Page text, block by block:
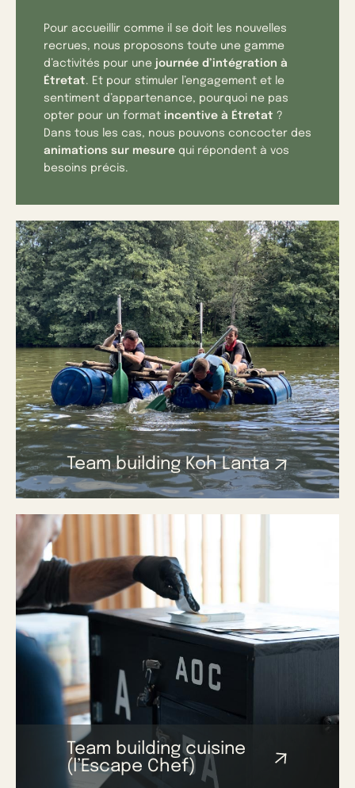
Team building Koh Lanta
Team building cuisine
(l’Escape Chef)
Pour accueillir comme il se doit les nouvelles
recrues, nous proposons toute une gamme
d’activités pour une journée d’intégration à
Étretat. Et pour stimuler l’engagement et le
sentiment d’appartenance, pourquoi ne pas
opter pour un format incentive à Étretat ?
Dans tous les cas, nous pouvons concocter des
animations sur mesure qui répondent à vos
besoins précis.